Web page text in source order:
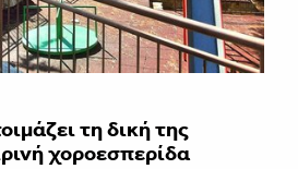
τη δική της
χοροεσπερίδα